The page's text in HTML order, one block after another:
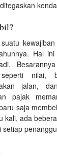
Hal
nilai,
jalan,
pajak
saja
kali, ada